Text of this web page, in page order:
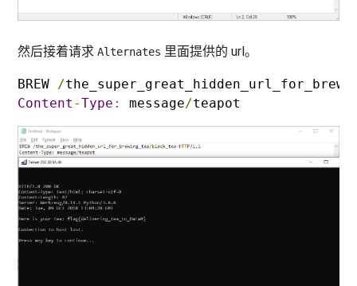
然后接着请求Alternates 里面提供的 url。
BREW /
Content -Type : message/teapot